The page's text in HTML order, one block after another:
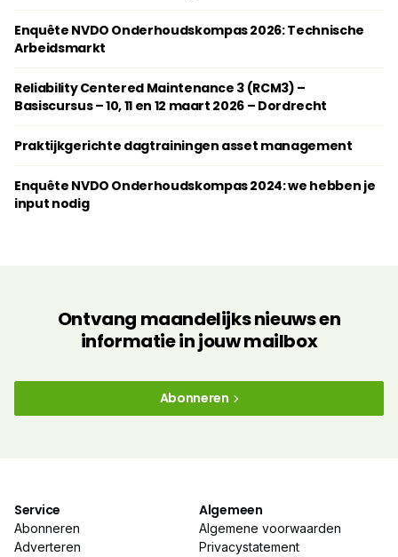
Enquête NVDO Onderhoudskompas 2026: Technische
Arbeidsmarkt
Reliability Centered Maintenance 3 (RCM3) –
Basiscursus – 10, 11 en 12 maart 2026 – Dordrecht
Praktijkgerichte dagtrainingen ­asset management
Enquête NVDO Onderhoudskompas 2024: we hebben je
input nodig
Ontvang maandelijks nieuws en
informatie in jouw mailbox
Abonneren
Service
Abonneren
Adverteren
Algemeen
Algemene voorwaarden
Privacystatement